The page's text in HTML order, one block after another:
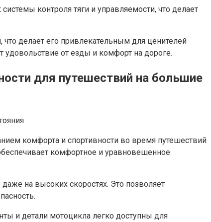
контроля тяги и управляемости, что делает
что делает его привлекательным для ценителей
от езды и комфорт на дороге.
для путешествий на большие
комфорта и спортивности во время путешествий
комфортное и уравновешенное
на высоких скоростях. Это позволяет
и детали мотоцикла легко доступны для